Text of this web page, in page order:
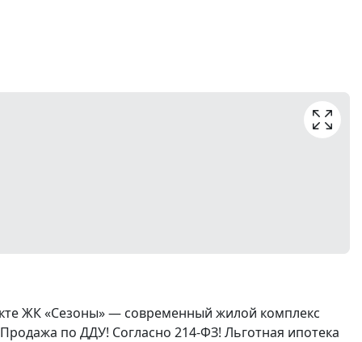
ЖК «Сезоны» — современный жилой комплекс
по ДДУ! Согласно 214-ФЗ! Льготная ипотека